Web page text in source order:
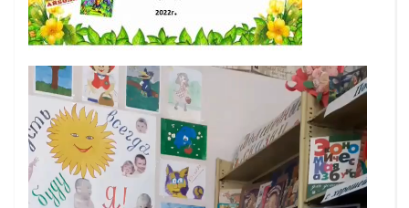
Видеоплеер